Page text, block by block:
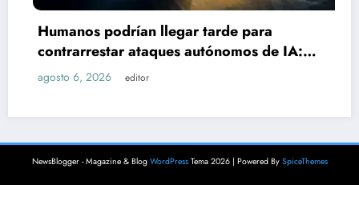
podrían llegar tarde para
ataques autónomos de IA:
editor
Sube
agosto
NewsBlogger - Magazine & Blog WordPress Tema 2026 | Powered By SpiceThemes